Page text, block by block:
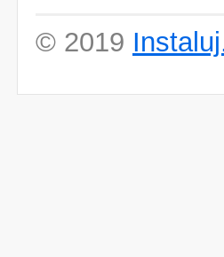
© 2019